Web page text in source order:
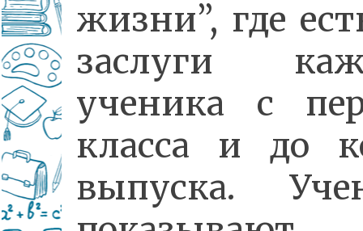
жизни”, где
заслуги
ученика с
класса и до
выпуска.